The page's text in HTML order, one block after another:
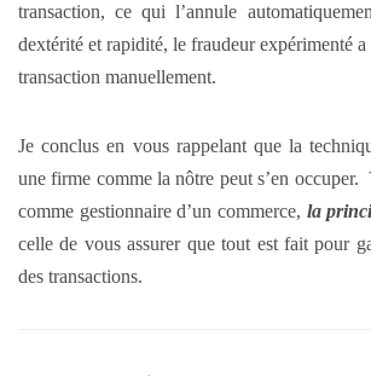
transaction, ce qui l’annule
dextérité et rapidité, le fraudeur expérimenté
transaction manuellement.
Je conclus en vous rappelant que la
une firme comme la nôtre peut s’en occuper.
comme gestionnaire d’un commerce, la
celle de vous assurer que tout est fait pour
des transactions.